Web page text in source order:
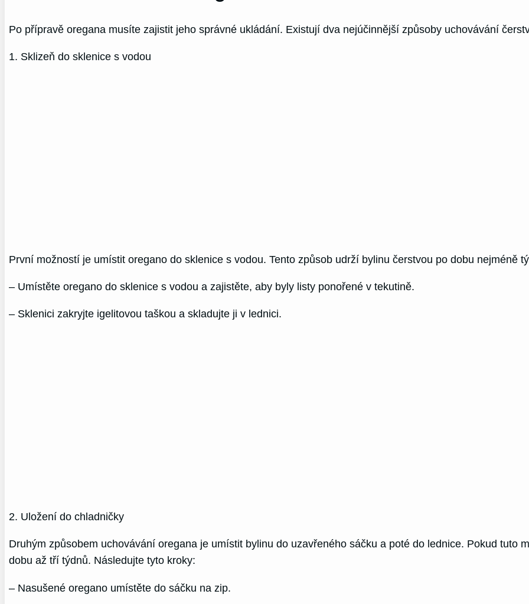
Po přípravě oregana musíte zajistit jeho správné ukládání. Existují dva nejúčinnější způsoby uchovávání
1. Sklizeň do sklenice s vodou
První možností je umístit oregano do sklenice s vodou. Tento způsob udrží bylinu čerstvou po dobu nejméně
– Umístěte oregano do sklenice s vodou a zajistěte, aby byly listy ponořené v tekutině.
– Sklenici zakryjte igelitovou taškou a skladujte ji v lednici.
2. Uložení do chladničky
Druhým způsobem uchovávání oregana je umístit bylinu do uzavřeného sáčku a poté do lednice. Pokud tuto
dobu až tří týdnů. Následujte tyto kroky:
– Nasušené oregano umístěte do sáčku na zip.